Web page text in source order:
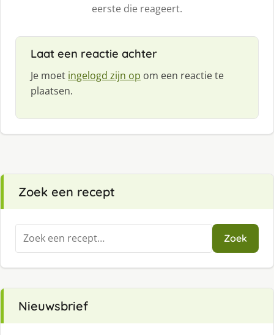
eerste die reageert.
Laat een reactie achter
Je moet ingelogd zijn op om een reactie te
plaatsen.
Zoek een recept
Zoeken
naar:
Zoek
Nieuwsbrief